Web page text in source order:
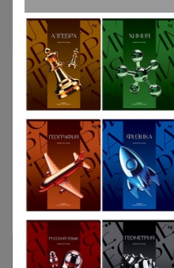
384р
RAJTAN РАЙТАН Банка для
специй, стекло/цвет
алюминия, 15 сл